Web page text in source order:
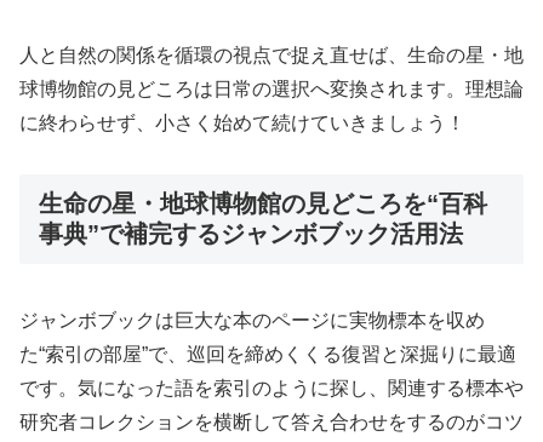
人と自然の関係を循環の視点で捉え直せば、生命の星・地
球博物館の見どころは日常の選択へ変換されます。理想論
に終わらせず、小さく始めて続けていきましょう！
生命の星・地球博物館の見どころを“百科
事典”で補完するジャンボブック活用法
ジャンボブックは巨大な本のページに実物標本を収め
た“索引の部屋”で、巡回を締めくくる復習と深掘りに最適
です。気になった語を索引のように探し、関連する標本や
研究者コレクションを横断して答え合わせをするのがコツ